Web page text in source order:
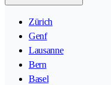
Zürich
Genf
Lausanne
Bern
Basel